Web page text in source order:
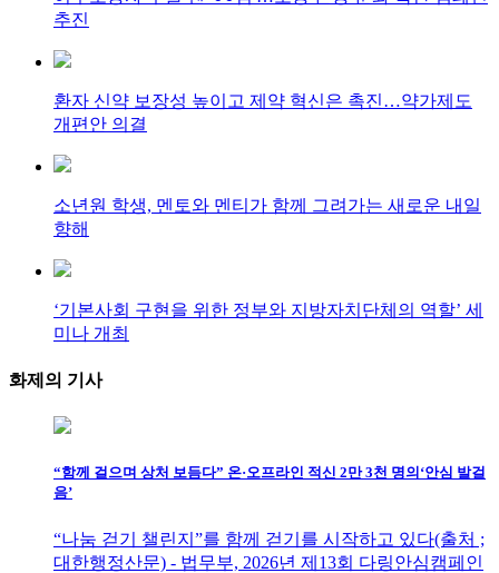
추진
환자 신약 보장성 높이고 제약 혁신은 촉진…약가제도
개편안 의결
소년원 학생, 멘토와 멘티가 함께 그려가는 새로운 내일
향해
‘기본사회 구현을 위한 정부와 지방자치단체의 역할’ 세
미나 개최
화제의 기사
“함께 걸으며 상처 보듬다” 온·오프라인 적신 2만 3천 명의‘안심 발걸
음’
“나눔 걷기 챌린지”를 함께 걷기를 시작하고 있다(출처 ;
대한행정산문) - 법무부, 2026년 제13회 다링안심캠페인